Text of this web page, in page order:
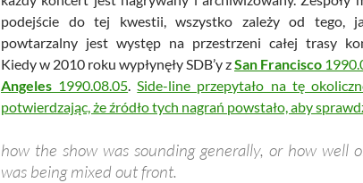
podejście do tej kwestii, wszystko zależy od tego,
powtarzalny jest występ na przestrzeni całej trasy
Kiedy w 2010 roku wypłynęły SDB’y zSan Francisco
Angeles 1990.08.05.Side-line przepytało na tę
potwierdzając, że źródło tych nagrań powstało, aby
how the show was sounding generally, or how well
was being mixed out front.